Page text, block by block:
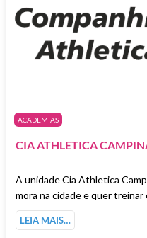
ACADEMIAS
CIA ATHLETICA
A unidade Cia Athletica
mora na cidade e quer treinar
LEIA MAIS…